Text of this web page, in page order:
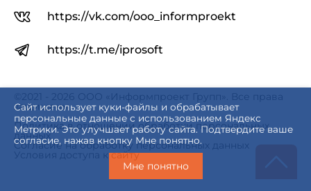
Сайт использует куки-файлы и обрабатывает
персональные данные с использованием Яндекс
Метрики. Это улучшает работу сайта. Подтвердите ваше
согласие, нажав кнопку Мне понятно.
Мне понятно
https://vk.com/ooo_informproekt
https://t.me/iprosoft
©2021 - 2026 ООО «Информпроект Групп». Все права
защищены.
Политика в отношении обработки персональных
данных
Согласие на обработку персональных данных
Условия доступа к сайту